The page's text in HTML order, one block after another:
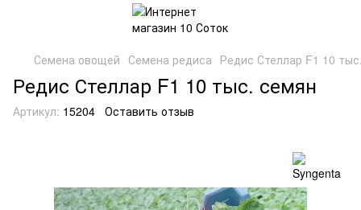
Семена овощей Семена редиса Редис Стеллар F1 10
Редис Стеллар F1 10 тыс. семян
Артикул: 15204 Оставить отзыв